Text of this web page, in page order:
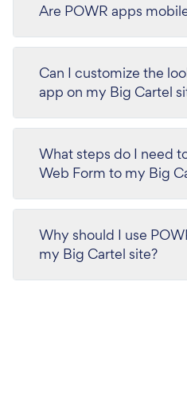
Are POWR apps
Can I customize the
app on my Big Cartel
What steps do I need
Web Form to my Big
Why should I use
my Big Cartel site?